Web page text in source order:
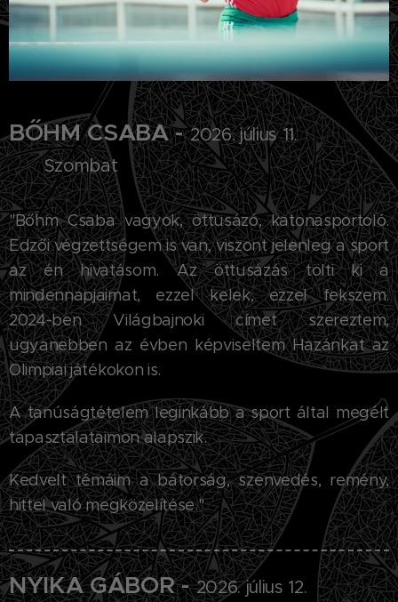
BŐHM CSABA -2026. július 11.
Szombat
"Bőhm Csaba vagyok, öttusázó, katonasportoló.
Edzői végzettségem is van, viszont jelenleg a sport
az én hivatásom. Az öttusázás tölti ki a
mindennapjaimat, ezzel kelek, ezzel fekszem.
2024-ben Világbajnoki címet szereztem,
ugyanebben az évben képviseltem Hazánkat az
Olimpiai játékokon is.
A tanúságtételem leginkább a sport által megélt
tapasztalataimon alapszik.
Kedvelt témáim a bátorság, szenvedés, remény,
hittel való megközelítése."
NYIKA GÁBOR -2026. július 12.